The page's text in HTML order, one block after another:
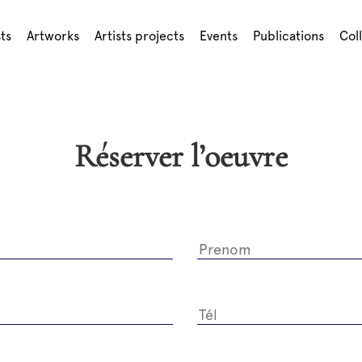
Artworks Artists projects Events Publications
Réserver l’oeuvre